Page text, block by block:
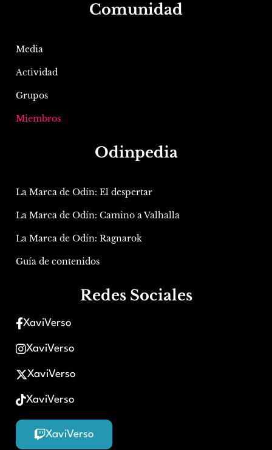
Comunidad
Media
Actividad
Grupos
Miembros
Odinpedia
La Marca de Odín: El despertar
La Marca de Odín: Camino a Valhalla
La Marca de Odín: Ragnarok
Guía de contenidos
Redes Sociales
XaviVerso
XaviVerso
XaviVerso
XaviVerso
XaviVerso